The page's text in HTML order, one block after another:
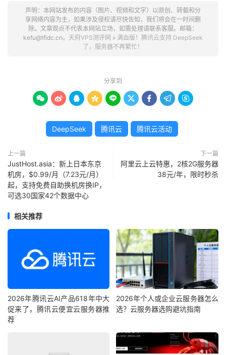
声明：本网站发布的内容（图片、视频和文字）以原创、转载和分
享网络内容为主，如果涉及侵权请尽快告知，我们将会在一时间删
除。文章观点不代表本网站立场，如需处理请联系客服。邮箱：
kefu@tfidc.cn。 天府VPS测评网 » 满血版！腾讯云支持 DeepSeek
了，服务器不再繁忙！
分享到
        
DeepSeek 腾讯云 腾讯云活动
上一篇
JustHost.asia：新上日本东京
机房，$0.99/月（7.23元/月）
起，支持免费自助换机房换IP，
可选30国家42个数据中心
下一篇
阿里云上云特惠，2核2G服务器
38元/年，限时秒杀
相关推荐
2026年腾讯云AI产品618年中大
促来了，腾讯云便宜云服务器推
荐
2026年个人或企业云服务器怎么
选？云服务器选购避坑指南